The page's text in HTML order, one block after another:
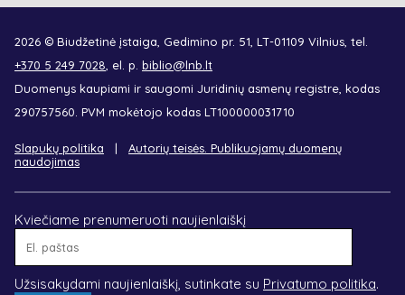
2026 © Biudžetinė įstaiga, Gedimino pr. 51, LT-01109 Vilnius, tel.
+370 5 249 7028 , el. p. biblio@lnb.lt
Duomenys kaupiami ir saugomi Juridinių asmenų registre, kodas
290757560. PVM mokėtojo kodas LT100000031710
Slapukų politika
Autorių teisės. Publikuojamų duomenų
naudojimas
Kviečiame prenumeruoti naujienlaiškį
Užsisakydami naujienlaiškį, sutinkate su Privatumo politika.